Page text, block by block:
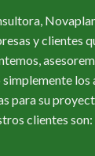
y clientes
los
para su
clientes son: